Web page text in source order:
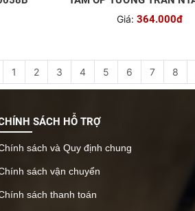
Giá: 364.000đ
1 2 3 4 5 6 7 8
SÁCH HỖ TRỢ
sách và Quy định chung
sách vận chuyển
sách thanh toán